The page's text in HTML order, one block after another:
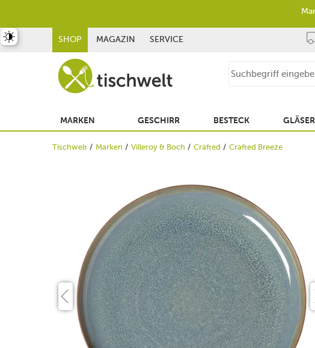
SHOP MAGAZIN SERVICE
MARKEN GESCHIRR BESTECK GLÄSER
Tischwelt Marken Villeroy & Boch Crafted Crafted Breeze
umschalten